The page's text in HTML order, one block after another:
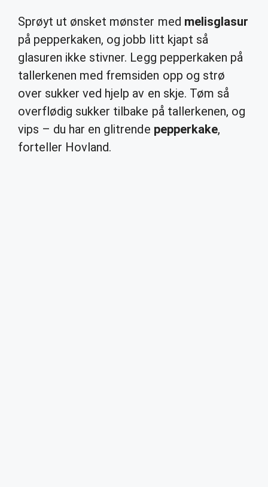
Sprøyt ut ønsket mønster med melisglasur
på pepperkaken, og jobb litt kjapt så
glasuren ikke stivner. Legg pepperkaken på
tallerkenen med fremsiden opp og strø
over sukker ved hjelp av en skje. Tøm så
overflødig sukker tilbake på tallerkenen, og
vips – du har en glitrende pepperkake,
forteller Hovland.